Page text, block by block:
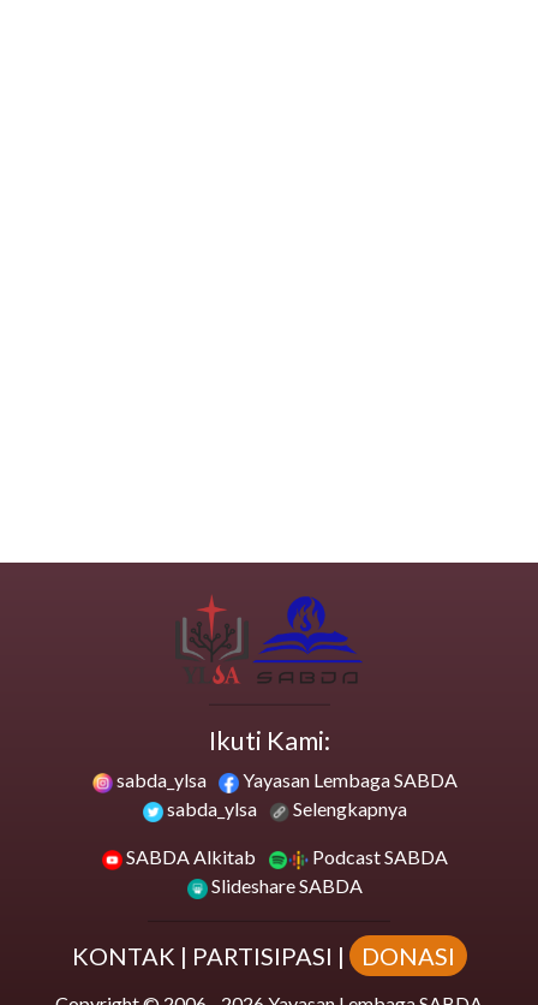
Ikuti Kami:
sabda_ylsa
Yayasan Lembaga SABDA
sabda_ylsa
Selengkapnya
SABDA Alkitab
Podcast SABDA
Slideshare SABDA
KONTAK | PARTISIPASI | DONASI